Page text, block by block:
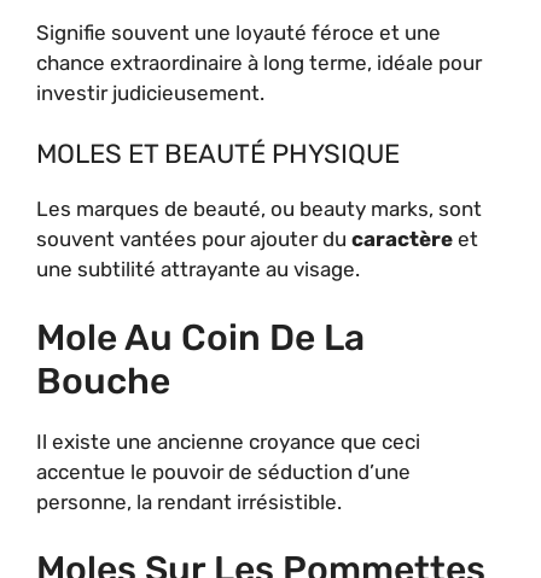
Signifie souvent une loyauté féroce et une
chance extraordinaire à long terme, idéale pour
investir judicieusement.
MOLES ET BEAUTÉ PHYSIQUE
Les marques de beauté, ou beauty marks, sont
souvent vantées pour ajouter du caractère et
une subtilité attrayante au visage.
Mole Au Coin De La
Bouche
Il existe une ancienne croyance que ceci
accentue le pouvoir de séduction d’une
personne, la rendant irrésistible.